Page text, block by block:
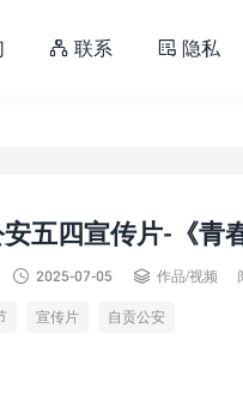
 联系  隐私
五四宣传片-《青
 2025-07-05  作品/视频
宣传片 自贡公安